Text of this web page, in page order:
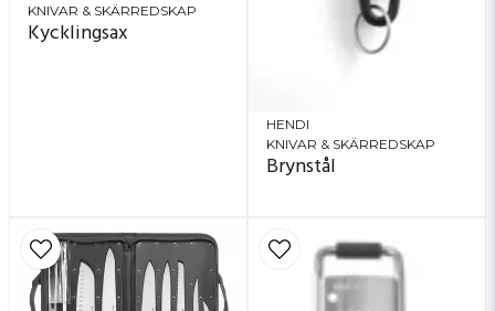
KNIVAR & SKÄRREDSKAP
Kycklingsax
HENDI
KNIVAR & SKÄRREDSKAP
Brynstål